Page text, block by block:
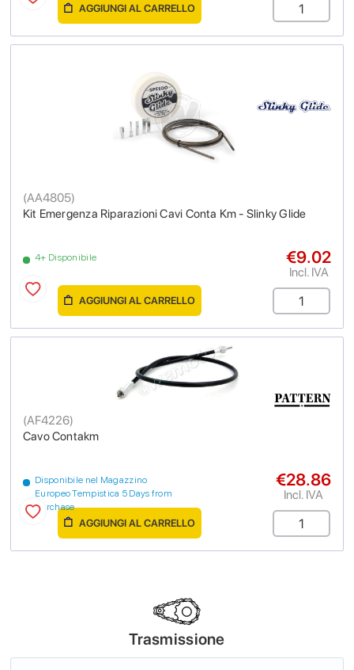
AGGIUNGI AL CARRELLO
Kit Emergenza Riparazioni Cavi Conta Km - Slinky Glide
(AA4805)
4+ Disponibile €9.02
Incl. IVA
AGGIUNGI AL CARRELLO
Cavo Contakm
(AF4226)
Disponibile nel Magazzino
Europeo Tempistica 5 Days from
purchase
€28.86
Incl. IVA
AGGIUNGI AL CARRELLO
Trasmissione